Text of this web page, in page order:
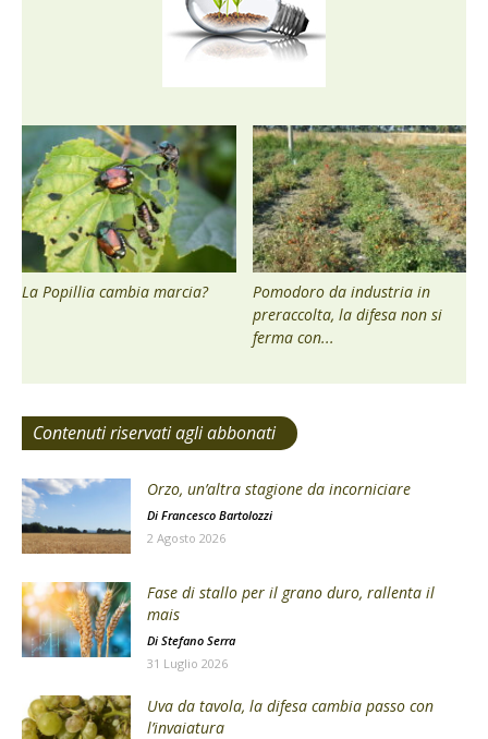
La Popillia cambia marcia?
Pomodoro da industria in
preraccolta, la difesa non si
ferma con...
Contenuti riservati agli abbonati
Orzo, un’altra stagione da incorniciare
Di Francesco Bartolozzi
2 Agosto 2026
Fase di stallo per il grano duro, rallenta il
mais
Di Stefano Serra
31 Luglio 2026
Uva da tavola, la difesa cambia passo con
l’invaiatura